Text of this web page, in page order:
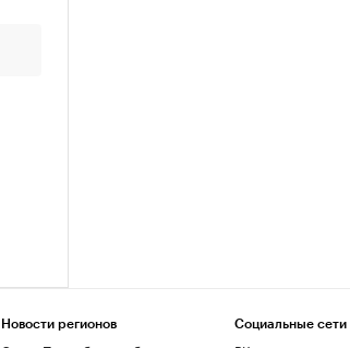
Новости регионов Социальные сети